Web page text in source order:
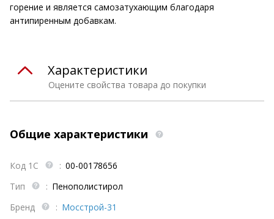
горение и является самозатухающим благодаря
антипиренным добавкам.
Оцените свойства товара до покупки
Характеристики
Общие характеристики
Код 1С : 00-00178656
Тип
: Пенополистирол
Бренд
: Мосстрой-31